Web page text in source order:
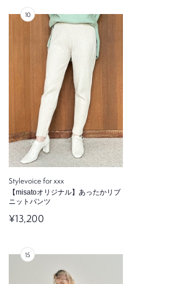
Stylevoice for xxx
【misatoオリジナル】あったかリブ
ニットパンツ
¥13,200